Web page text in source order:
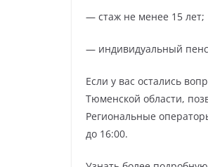
— стаж не менее 15 лет;
— индивидуальный
Если у вас остались
Тюменской области,
Региональные
до 16:00.